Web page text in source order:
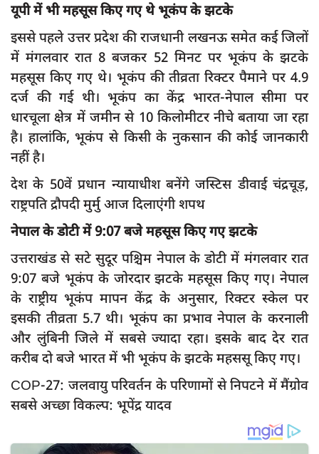
यूपी में भी महसूस किए गए थे भूकंप के झटके
इससे पहले उत्तर प्रदेश की राजधानी लखनऊ समेत कई जिलों
में मंगलवार रात 8 बजकर 52 मिनट पर भूकंप के झटके
महसूस किए गए थे। भूकंप की तीव्रता रिक्टर पैमाने पर 4.9
दर्ज की गई थी। भूकंप का केंद्र भारत-नेपाल सीमा पर
धारचूला क्षेत्र में जमीन से 10 किलोमीटर नीचे बताया जा रहा
है। हालांकि, भूकंप से किसी के नुकसान की कोई जानकारी
नहीं है।
देश के 50वें प्रधान न्यायाधीश बनेंगे जस्टिस डीवाई चंद्रचूड़,
राष्ट्रपति द्रौपदी मुर्मु आज दिलाएंगी शपथ
नेपाल के डोटी में 9:07 बजे महसूस किए गए झटके
उत्तराखंड से सटे सुदूर पश्चिम नेपाल के डोटी में मंगलवार रात
9:07 बजे भूकंप के जोरदार झटके महसूस किए गए। नेपाल
के राष्ट्रीय भूकंप मापन केंद्र के अनुसार, रिक्टर स्केल पर
इसकी तीव्रता 5.7 थी। भूकंप का प्रभाव नेपाल के करनाली
और लुंबिनी जिले में सबसे ज्यादा रहा। इसके बाद देर रात
करीब दो बजे भारत में भी भूकंप के झटके महससू किए गए।
COP-27: जलवायु परिवर्तन के परिणामों से निपटने में मैंग्रोव
सबसे अच्छा विकल्प: भूपेंद्र यादव